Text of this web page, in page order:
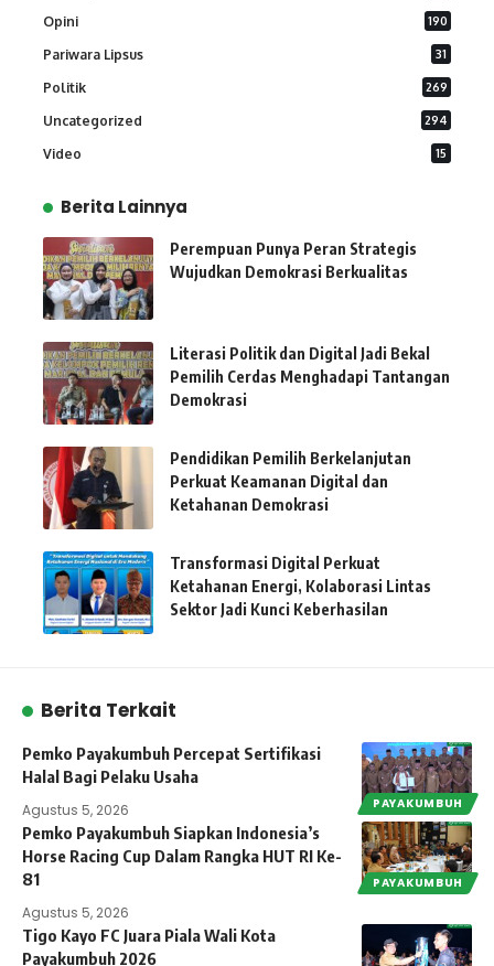
Opini 190
Pariwara Lipsus 31
Politik 269
Uncategorized 294
Video 15
Berita Lainnya
Perempuan Punya Peran Strategis
Wujudkan Demokrasi Berkualitas
Literasi Politik dan Digital Jadi Bekal
Pemilih Cerdas Menghadapi Tantangan
Demokrasi
Pendidikan Pemilih Berkelanjutan
Perkuat Keamanan Digital dan
Ketahanan Demokrasi
Transformasi Digital Perkuat
Ketahanan Energi, Kolaborasi Lintas
Sektor Jadi Kunci Keberhasilan
Berita Terkait
PAYAKUMBUH
Pemko Payakumbuh Percepat Sertifikasi
Halal Bagi Pelaku Usaha
Agustus 5, 2026
PAYAKUMBUH
Pemko Payakumbuh Siapkan Indonesia’s
Horse Racing Cup Dalam Rangka HUT RI Ke-
81
Agustus 5, 2026
Tigo Kayo FC Juara Piala Wali Kota
Payakumbuh 2026